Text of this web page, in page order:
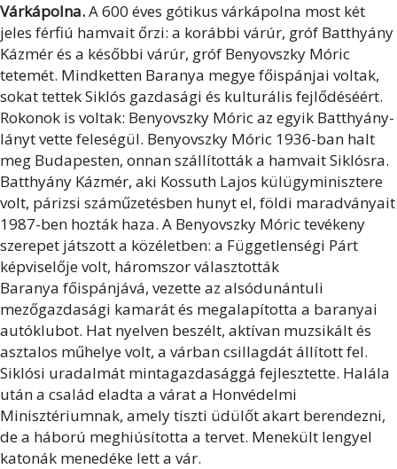
Várkápolna.A 600 éves gótikus várkápolna most két
jeles férfiú hamvait őrzi: a korábbi várúr, gróf Batthyány
Kázmér és a későbbi várúr, gróf Benyovszky Móric
tetemét. Mindketten Baranya megye főispánjai voltak,
sokat tettek Siklós gazdasági és kulturális fejlődéséért.
Rokonok is voltak: Benyovszky Móric az egyik Batthyány-
lányt vette feleségül. Benyovszky Móric 1936-ban halt
meg Budapesten, onnan szállították a hamvait Siklósra.
Batthyány Kázmér, aki Kossuth Lajos külügyminisztere
volt, párizsi száműzetésben hunyt el, földi maradványait
1987-ben hozták haza. A Benyovszky Móric tevékeny
szerepet játszott a közéletben: a Függetlenségi Párt
képviselője volt, háromszor választották
Baranya főispánjává, vezette az alsódunántuli
mezőgazdasági kamarát és megalapította a baranyai
autóklubot. Hat nyelven beszélt, aktívan muzsikált és
asztalos műhelye volt, a várban csillagdát állított fel.
Siklósi uradalmát mintagazdasággá fejlesztette. Halála
után a család eladta a várat a Honvédelmi
Minisztériumnak, amely tiszti üdülőt akart berendezni,
de a háború meghiúsította a tervet. Menekült lengyel
katonák menedéke lett a vár.